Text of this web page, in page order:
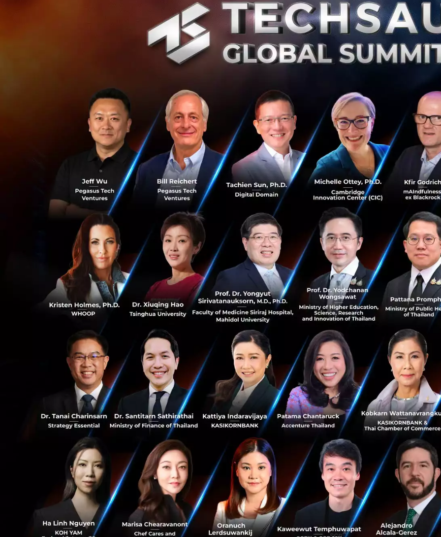
มกราคม 28, 2026 | ByTechsauce Team
0
Konvy
ถอดบทเรียน Electrolux และ Konvy สู่การทำ Omnichannel
ที่แท้จริง เลิกแยกทีม Online-Offline พร้อมมุ่งสู่ Instant
Commerce และการใช้ Data ทำนายอนาคต เพื่อความอยู่รอด
ในยุครีเทลใหม่...
มกราคม 24, 2026| ByTechsauce Team
8
Tech & Biz O2O Electrolux Retail Tech
เจาะลึกสมรภูมิค้าปลีกยุคใหม่ ‘Instant Commerce’
เมื่อร้านสะดวกซื้อปากซอยย้ายมาอยู่ในมือถือ แล้วผู้
ประกอบการต้องปรับตัวยังไง?
เจาะลึก Instant Commerce สมรภูมิค้าปลีกปี 2026 จากวง
เสวนา LINE MAN, Coca-Cola และ Wall's เมื่อความเร็วระดับ
นาทีและ AI คือกุญแจสำคัญที่แบรนด์ต้องรู้หากไม่อยากตก
ขบวน...
มกราคม 23, 2026
Techsauce Team
0
Tech & Biz
Deep Dive: The CP AXTRA x CJ Logistics
Partnership: The Key Piece to Becoming
ASEAN’s Retail Tech Leader
CP AXTRA Public Company Limited, the wholesale and
retail operator of the ‘Makro’ and ‘Lotus’s’ brands, has
officially announced a partnership with CJ Logistics, a
logistics giant ...
December 4, 2025
Techsauce Team
0
Tech & Biz CP AXTRA Retail Tech CJ Logistics
เจาะลึกความร่วมมือ CP AXTRA x CJ Logistics
จิ๊กซอว์ด้าน Logistic สำคัญสู่ผู้นำ Retail Tech
อาเซียน
บริษัท ซีพี แอ็กซ์ตร้า จำกัด (มหาชน) หรือ CP AXTRA ผู้ดำเนิน